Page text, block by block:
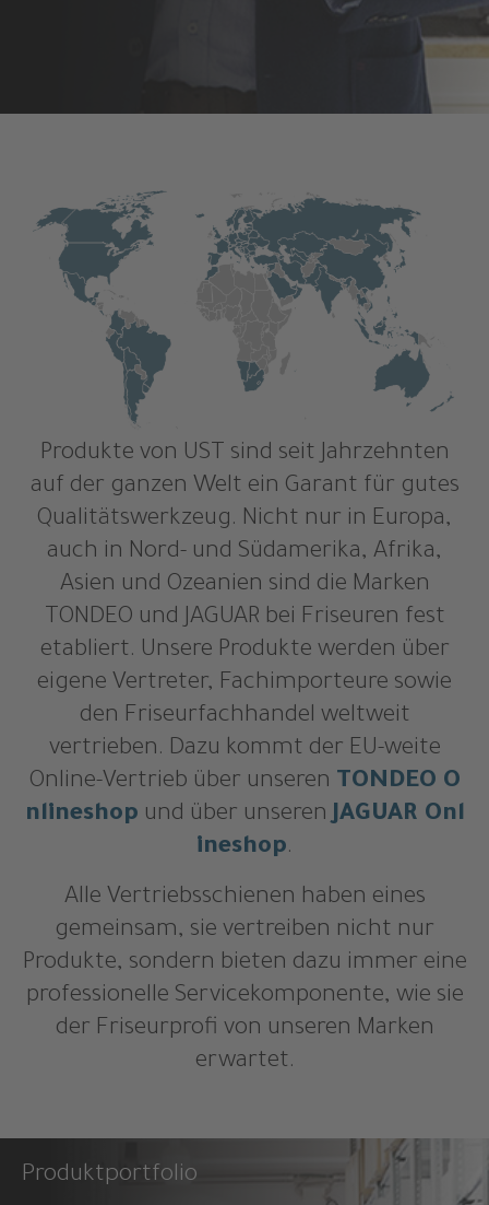
Produkte von UST sind seit Jahrzehnten
auf der ganzen Welt ein Garant für gutes
Qualitätswerkzeug. Nicht nur in Europa,
auch in Nord- und Südamerika, Afrika,
Asien und Ozeanien sind die Marken
TONDEO und JAGUAR bei Friseuren fest
etabliert. Unsere Produkte werden über
eigene Vertreter, Fachimporteure sowie
den Friseurfachhandel weltweit
vertrieben. Dazu kommt der EU-weite
Online-Vertrieb über unseren TONDEO O
nlineshop und über unserenJAGUAR Onl
ineshop.
Alle Vertriebsschienen haben eines
gemeinsam, sie vertreiben nicht nur
Produkte, sondern bieten dazu immer eine
professionelle Servicekomponente, wie sie
der Friseurprofi von unseren Marken
erwartet.
Produktportfolio